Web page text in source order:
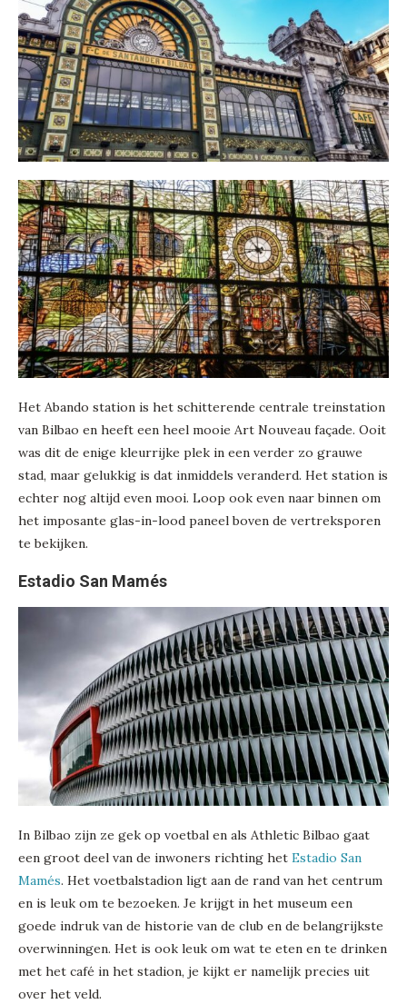
Het Abando station is het schitterende centrale treinstation
van Bilbao en heeft een heel mooie Art Nouveau façade. Ooit
was dit de enige kleurrijke plek in een verder zo grauwe
stad, maar gelukkig is dat inmiddels veranderd. Het station is
echter nog altijd even mooi. Loop ook even naar binnen om
het imposante glas-in-lood paneel boven de vertreksporen
te bekijken.
Estadio San Mamés
In Bilbao zijn ze gek op voetbal en als Athletic Bilbao gaat
een groot deel van de inwoners richting het Estadio San
Mamés. Het voetbalstadion ligt aan de rand van het centrum
en is leuk om te bezoeken. Je krijgt in het museum een
goede indruk van de historie van de club en de belangrijkste
overwinningen. Het is ook leuk om wat te eten en te drinken
met het café in het stadion, je kijkt er namelijk precies uit
over het veld.